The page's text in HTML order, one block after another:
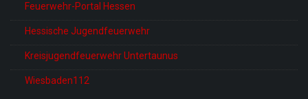
Feuerwehr-Portal Hessen
Hessische Jugendfeuerwehr
Kreisjugendfeuerwehr Untertaunus
Wiesbaden112